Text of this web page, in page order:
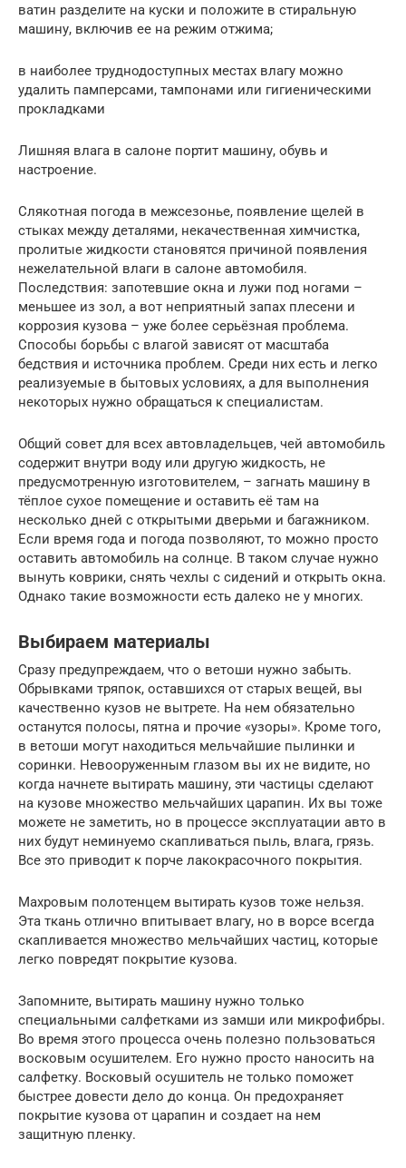
ватин разделите на куски и положите в стиральную
машину, включив ее на режим отжима;
в наиболее труднодоступных местах влагу можно
удалить памперсами, тампонами или гигиеническими
прокладками
Лишняя влага в салоне портит машину, обувь и
настроение.
Слякотная погода в межсезонье, появление щелей в
стыках между деталями, некачественная химчистка,
пролитые жидкости становятся причиной появления
нежелательной влаги в салоне автомобиля.
Последствия: запотевшие окна и лужи под ногами –
меньшее из зол, а вот неприятный запах плесени и
коррозия кузова – уже более серьёзная проблема.
Способы борьбы с влагой зависят от масштаба
бедствия и источника проблем. Среди них есть и легко
реализуемые в бытовых условиях, а для выполнения
некоторых нужно обращаться к специалистам.
Общий совет для всех автовладельцев, чей автомобиль
содержит внутри воду или другую жидкость, не
предусмотренную изготовителем, – загнать машину в
тёплое сухое помещение и оставить её там на
несколько дней с открытыми дверьми и багажником.
Если время года и погода позволяют, то можно просто
оставить автомобиль на солнце. В таком случае нужно
вынуть коврики, снять чехлы с сидений и открыть окна.
Однако такие возможности есть далеко не у многих.
Выбираем материалы
Сразу предупреждаем, что о ветоши нужно забыть.
Обрывками тряпок, оставшихся от старых вещей, вы
качественно кузов не вытрете. На нем обязательно
останутся полосы, пятна и прочие «узоры». Кроме того,
в ветоши могут находиться мельчайшие пылинки и
соринки. Невооруженным глазом вы их не видите, но
когда начнете вытирать машину, эти частицы сделают
на кузове множество мельчайших царапин. Их вы тоже
можете не заметить, но в процессе эксплуатации авто в
них будут неминуемо скапливаться пыль, влага, грязь.
Все это приводит к порче лакокрасочного покрытия.
Махровым полотенцем вытирать кузов тоже нельзя.
Эта ткань отлично впитывает влагу, но в ворсе всегда
скапливается множество мельчайших частиц, которые
легко повредят покрытие кузова.
Запомните, вытирать машину нужно только
специальными салфетками из замши или микрофибры.
Во время этого процесса очень полезно пользоваться
восковым осушителем. Его нужно просто наносить на
салфетку. Восковый осушитель не только поможет
быстрее довести дело до конца. Он предохраняет
покрытие кузова от царапин и создает на нем
защитную пленку.